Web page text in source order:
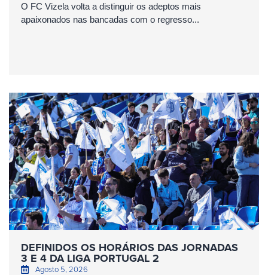
O FC Vizela volta a distinguir os adeptos mais
apaixonados nas bancadas com o regresso...
DEFINIDOS OS HORÁRIOS DAS JORNADAS
3 E 4 DA LIGA PORTUGAL 2
Agosto 5, 2026